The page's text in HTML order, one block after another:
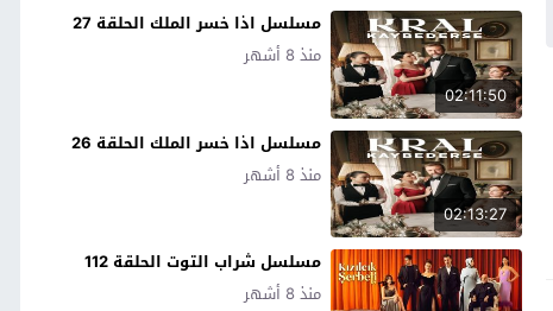
02:11:50
مسلسل اذا خسر الملك الحلقة 27
منذ 8 أشهر
02:13:27
مسلسل اذا خسر الملك الحلقة 26
منذ 8 أشهر
مسلسل شراب التوت الحلقة 112
منذ 8 أشهر